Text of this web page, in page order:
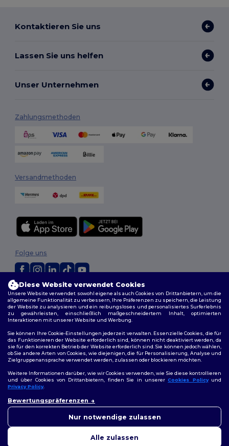
Kontaktieren Sie uns
Lassen Sie uns helfen
Unser Unternehmen
Zahlungsmethoden
Versandmethoden
2026. Alle Rechte vorbehalten
Allgemeine Geschäftsbedingungen|Personalisierungsrichtlinien|
Datenschutzbestimmungen| Cookie-Richtlinie |Site Map
Folge uns
Diese Website verwendet Cookies
Unsere Website verwendet sowohl eigene als auch Cookies von Drittanbietern, um die
allgemeine Funktionalität zu verbessern, Ihre Präferenzen zu speichern, die Leistung
der Website zu analysieren und ein reibungsloses und personalisiertes Surferlebnis
zu gewährleisten, einschließlich maßgeschneidertem Inhalt, optimierten
Interaktionen mit unserer Website und Werbung.
Sie können Ihre Cookie-Einstellungen jederzeit verwalten. Essenzielle Cookies, die für
das Funktionieren der Website erforderlich sind, können nicht deaktiviert werden, da
sie für den korrekten Betrieb der Website erforderlich sind. Sie können jedoch wählen,
ob Sie andere Arten von Cookies, wie diejenigen, die für Personalisierung, Analyse und
Zielgruppenansprache verwendet werden, zulassen oder blockieren möchten.
Weitere Informationen darüber, wie wir Cookies verwenden, wie Sie diese kontrollieren
und über Cookies von Drittanbietern, finden Sie in unsererCookies Policyund
Privacy Policy.
Bewertungspräferenzen
Nur notwendige zulassen
Alle zulassen
uns jederzeit kontaktieren.
Ihnen zu helfen.